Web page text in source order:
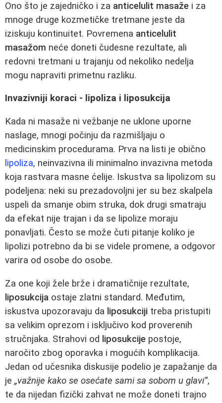
Ono što je zajedničko i za anticelulit masaže i za
mnoge druge kozmetičke tretmane jeste da
iziskuju kontinuitet. Povremena anticelulit
masažom neće doneti čudesne rezultate, ali
redovni tretmani u trajanju od nekoliko nedelja
mogu napraviti primetnu razliku.
Invazivniji koraci - lipoliza i liposukcija
Kada ni masaže ni vežbanje ne uklone uporne
naslage, mnogi počinju da razmišljaju o
medicinskim procedurama. Prva na listi je obično
lipoliza, neinvazivna ili minimalno invazivna metoda
koja rastvara masne ćelije. Iskustva sa lipolizom su
podeljena: neki su prezadovoljni jer su bez skalpela
uspeli da smanje obim struka, dok drugi smatraju
da efekat nije trajan i da se lipolize moraju
ponavljati. Često se može čuti pitanje koliko je
lipolizi potrebno da bi se videle promene, a odgovor
varira od osobe do osobe.
Za one koji žele brže i dramatičnije rezultate,
liposukcija ostaje zlatni standard. Međutim,
iskustva upozoravaju da liposukciji treba pristupiti
sa velikim oprezom i isključivo kod proverenih
stručnjaka. Strahovi od liposukcije postoje,
naročito zbog oporavka i mogućih komplikacija.
Jedan od učesnika diskusije podelio je zapažanje da
je „važnije kako se osećate sami sa sobom u glavi”,
te da nijedan fizički zahvat ne može doneti trajno